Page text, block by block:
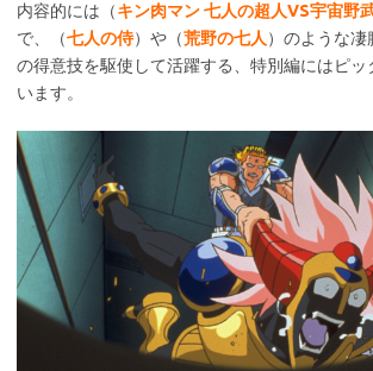
内容的には（キン肉マン 七人の超人VS宇宙野
で、（七人の侍）や（荒野の七人 ）のような
の得意技を駆使して活躍する、特別編にはピッ
います。